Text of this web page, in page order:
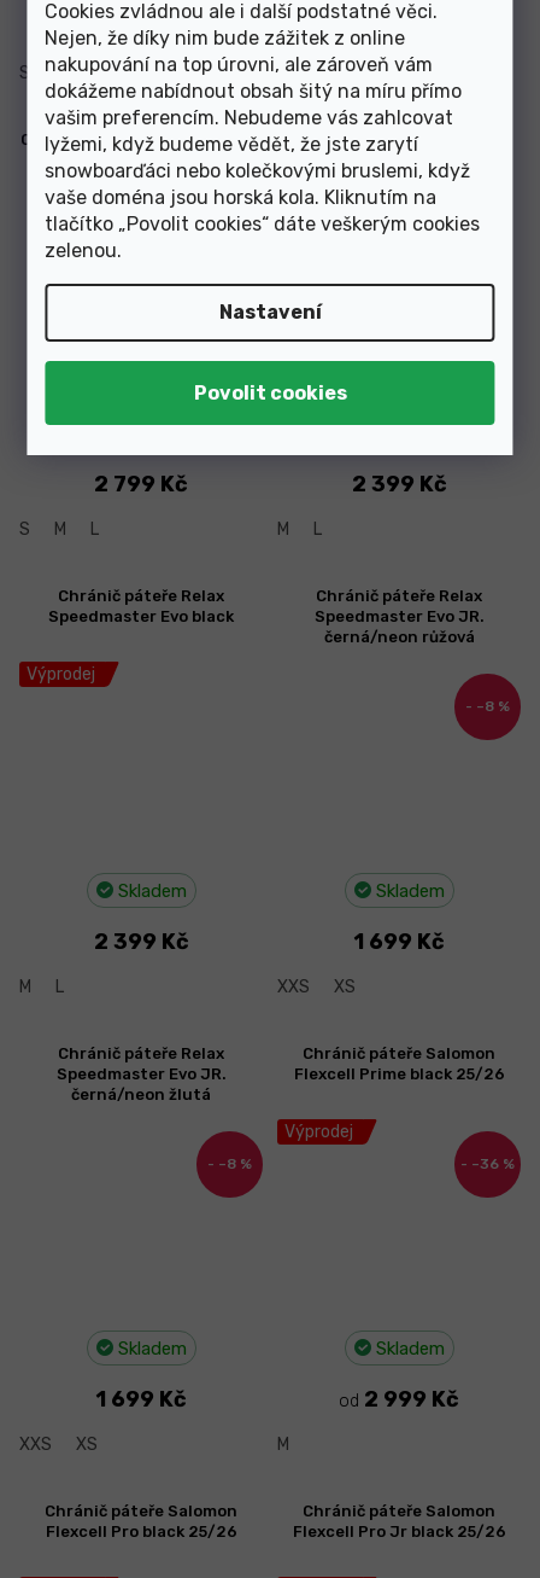
Cookies zvládnou ale i další podstatné věci.
Nejen, že díky nim bude zážitek z online
nakupování na top úrovni, ale zároveň vám
dokážeme nabídnout obsah šitý na míru přímo
vašim preferencím. Nebudeme vás zahlcovat
lyžemi, když budeme vědět, že jste zarytí
snowboarďáci nebo kolečkovými bruslemi, když
vaše doména jsou horská kola. Kliknutím na
tlačítko „Povolit cookies“ dáte veškerým cookies
zelenou.
Nastavení
4 219 Kč
S M
od2 799 Kč
S M
Chránič páteře POCito VPD Air
fluorescent Pink
2 799 Kč
S M L
Chránič páteře Relax
Speedmaster Evo
2 399 Kč
M L
Výprodej
Chránič páteře Relax
Speedmaster Evo black
Skladem
2 399 Kč
M L
–8 %
Chránič páteře Relax
Speedmaster Evo JR.
černá/neon růžová
Skladem
1 699 Kč
XXS XS
–8 %
Chránič páteře Relax
Speedmaster Evo JR.
černá/neon žlutá
Skladem
1 699 Kč
XXS XS
Výprodej
–36 %
Chránič páteře Salomon
Flexcell Prime black 25/26
Skladem
od 2 999 Kč
M
Chránič páteře Salomon
Flexcell Pro black 25/26
Chránič páteře Salomon
Flexcell Pro Jr black 25/26